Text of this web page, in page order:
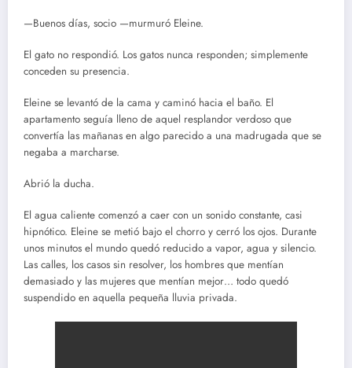
—Buenos días, socio —murmuró Eleine.
El gato no respondió. Los gatos nunca responden; simplemente
conceden su presencia.
Eleine se levantó de la cama y caminó hacia el baño. El
apartamento seguía lleno de aquel resplandor verdoso que
convertía las mañanas en algo parecido a una madrugada que se
negaba a marcharse.
Abrió la ducha.
El agua caliente comenzó a caer con un sonido constante, casi
hipnótico. Eleine se metió bajo el chorro y cerró los ojos. Durante
unos minutos el mundo quedó reducido a vapor, agua y silencio.
Las calles, los casos sin resolver, los hombres que mentían
demasiado y las mujeres que mentían mejor… todo quedó
suspendido en aquella pequeña lluvia privada.